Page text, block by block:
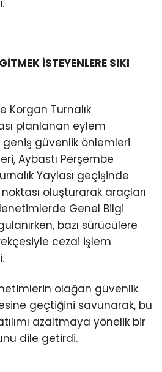
İSTEYENLERE SIKI
Korgan Turnalık
planlanan eylem
güvenlik önlemleri
Aybastı Perşembe
Yaylası geçişinde
oluşturarak araçları
Genel Bilgi
bazı sürücülere
cezai işlem
olağan güvenlik
geçtiğini savunarak, bu
azaltmaya yönelik bir
dile getirdi.